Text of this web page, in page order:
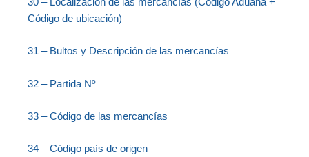
Código de ubicación)
31 – Bultos y Descripción de las mercancías
32 – Partida Nº
33 – Código de las mercancías
34 – Código país de origen